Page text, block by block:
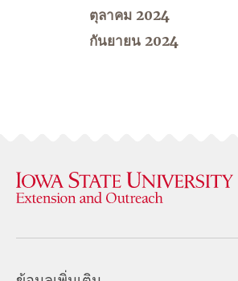
ตุลาคม 2024
กันยายน 2024